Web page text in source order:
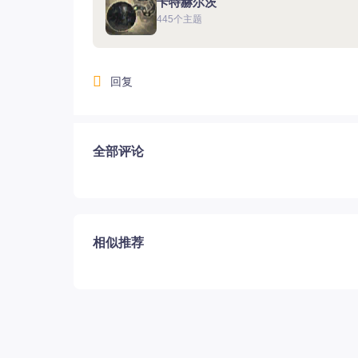
10.11美服新大陆普莱西亚上线
445个主题
回复
全部评论
相似推荐